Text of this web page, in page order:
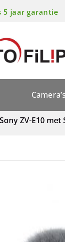
5 jaar garantie
Camera’s
Sony ZV-E10 met